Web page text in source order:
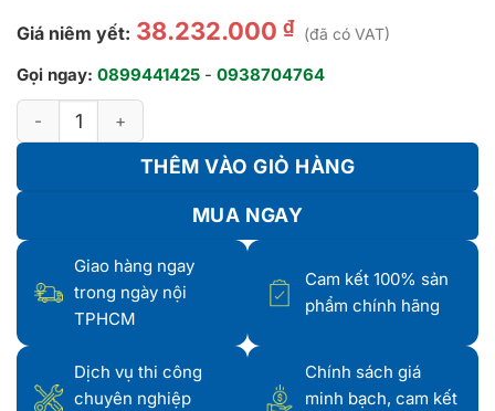
Giá niêm yết: 38.232.000 ₫ (đã có VAT)
Gọi ngay: 0899441425 - 0938704764
Sen cây nóng lạnh kèm vòi xả bồn - TBW01301AB#MBL số
THÊM VÀO GIỎ HÀNG
MUA NGAY
Giao hàng ngay
trong ngày nội
TPHCM
Cam kết 100% sản
phẩm chính hãng
Dịch vụ thi công
chuyên nghiệp
Chính sách giá
minh bạch, cam kết